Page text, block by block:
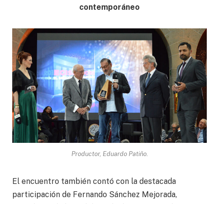
contemporáneo
Productor, Eduardo Patiño.
El encuentro también contó con la destacada
participación de Fernando Sánchez Mejorada,